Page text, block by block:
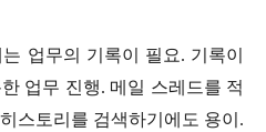
업무의 기록이 필요. 기록이
업무 진행. 메일 스레드를 적
스토리를 검색하기에도 용이.